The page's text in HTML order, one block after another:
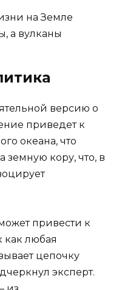
версию о
приведет к
океана, что
земную кору, что, в
привести к
как любая
цепочку
эксперт.